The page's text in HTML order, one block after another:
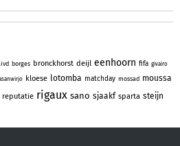
borges bronckhorst deijl eenhoorn fifa givairo
kloese lotomba matchday mossad moussa
reputatie rigaux sano sjaakf sparta steijn